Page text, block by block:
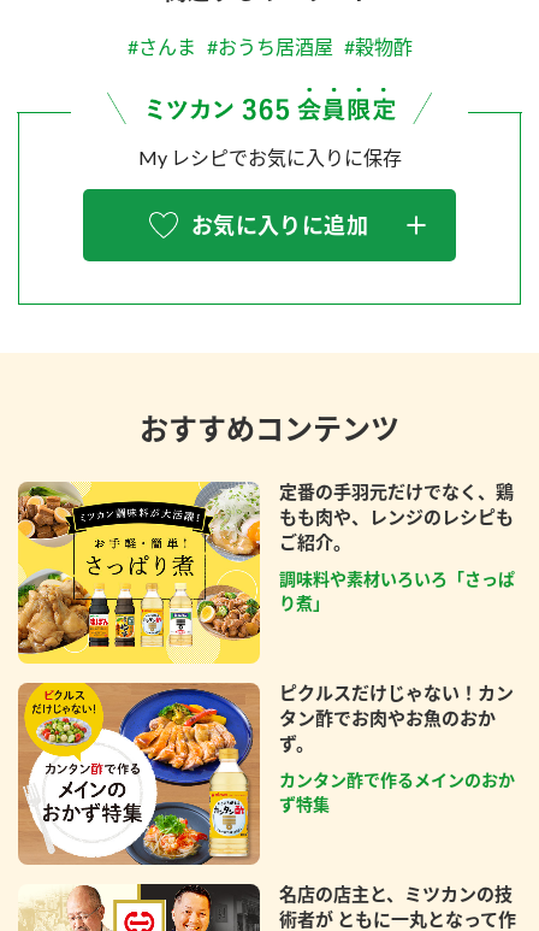
#さんま #おうち居酒屋 #穀物酢
My レシピでお気に入りに保存
お気に入りに追加
おすすめコンテンツ
定番の手羽元だけでなく、鶏
もも肉や、レンジのレシピも
ご紹介。
調味料や素材いろいろ「さっぱ
り煮」
ピクルスだけじゃない！カン
タン酢でお肉やお魚のおか
ず。
カンタン酢で作るメインのおか
ず特集
名店の店主と、ミツカンの技
術者が ともに一丸となって作